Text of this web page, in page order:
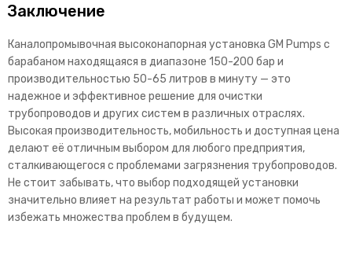
Заключение
Каналопромывочная высоконапорная установка GM Pumps с
барабаном находящаяся в диапазоне 150-200 бар и
производительностью 50-65 литров в минуту — это
надежное и эффективное решение для очистки
трубопроводов и других систем в различных отраслях.
Высокая производительность, мобильность и доступная цена
делают её отличным выбором для любого предприятия,
сталкивающегося с проблемами загрязнения трубопроводов.
Не стоит забывать, что выбор подходящей установки
значительно влияет на результат работы и может помочь
избежать множества проблем в будущем.